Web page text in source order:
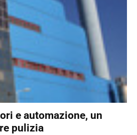
e automazione, un
pulizia